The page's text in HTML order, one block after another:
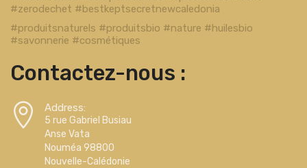
#zerodechet #bestkeptsecretnewcaledonia
#produitsnaturels #produitsbio #nature #huilesbio
#savonnerie #cosmétiques
Contactez-nous :
Address:
5 rue Gabriel Busiau
Anse Vata
Nouméa 98800
Nouvelle-Calédonie